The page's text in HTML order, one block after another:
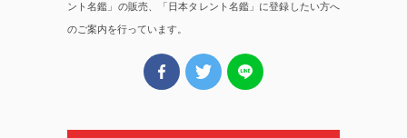
ント名鑑」の販売、「日本タレント名鑑」に登録したい方へ
のご案内を行っています。